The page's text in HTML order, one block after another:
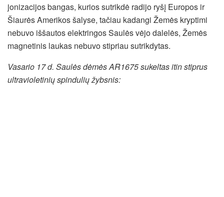
jonizacijos bangas, kurios sutrikdė radijo ryšį Europos ir
Šiaurės Amerikos šalyse, tačiau kadangi Žemės kryptimi
nebuvo iššautos elektringos Saulės vėjo dalelės, Žemės
magnetinis laukas nebuvo stipriau sutrikdytas.
Vasario 17 d. Saulės dėmės AR1675 sukeltas itin stiprus
ultravioletinių spindulių žybsnis: